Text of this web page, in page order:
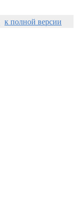
к полной версии